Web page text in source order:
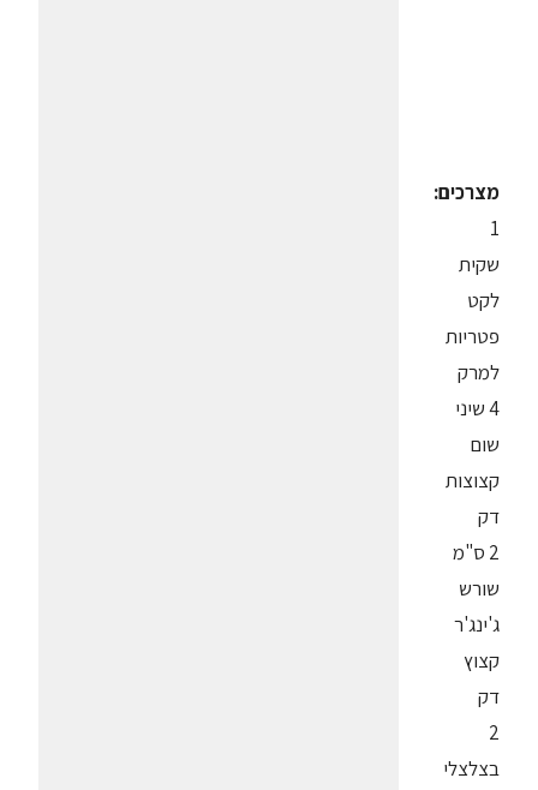
מצרכים:
1
שקית
לקט
פטריות
למרק
4 שיני
שום
קצוצות
דק
2 ס"מ
שורש
ג'ינג'ר
קצוץ
דק
2
בצלצלי